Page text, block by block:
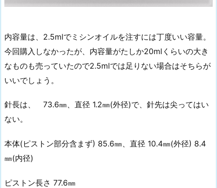
内容量は、2.5mlでミシンオイルを注すには丁度いい容量。
今回購入しなかったが、内容量がたしか20mlくらいの大き
なものも売っていたので2.5mlでは足りない場合はそちらが
いいでしょう。
針長は、 73.6㎜、直径 1.2㎜(外径)で、針先は尖ってはい
ない。
本体(ピストン部分含まず) 85.6㎜、直径 10.4㎜(外径) 8.4
㎜(内径)
ピストン長さ 77.6㎜